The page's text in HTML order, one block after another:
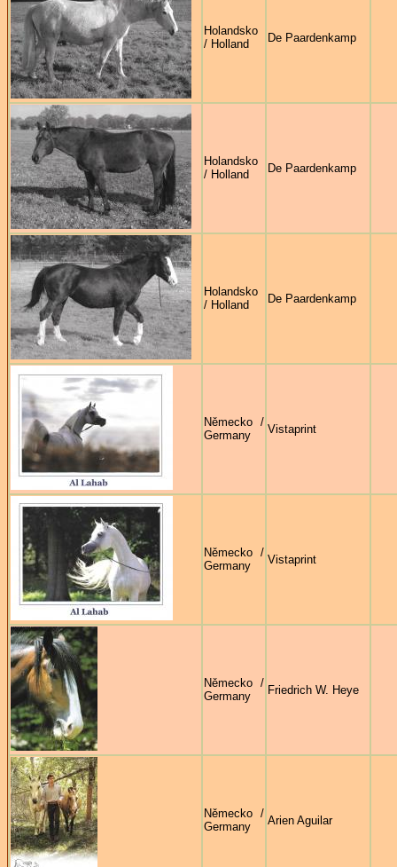
Holandsko
/ Holland
De Paardenkamp
Holandsko
/ Holland
De Paardenkamp
Holandsko
/ Holland
De Paardenkamp
Německo /
Germany
Vistaprint
Německo /
Germany
Vistaprint
Německo /
Germany
Friedrich W. Heye
Německo /
Germany
Arien Aguilar